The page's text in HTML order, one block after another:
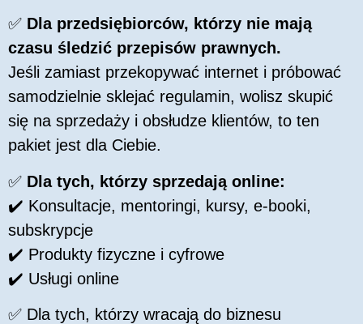
✅ Dla przedsiębiorców, którzy nie mają
czasu śledzić przepisów prawnych.
Jeśli zamiast przekopywać internet i próbować
samodzielnie sklejać regulamin, wolisz skupić
się na sprzedaży i obsłudze klientów, to ten
pakiet jest dla Ciebie.
✅ Dla tych, którzy sprzedają online:
✔️ Konsultacje, mentoringi, kursy, e-booki,
subskrypcje
✔️ Produkty fizyczne i cyfrowe
✔️ Usługi online
✅ Dla tych, którzy wracają do biznesu